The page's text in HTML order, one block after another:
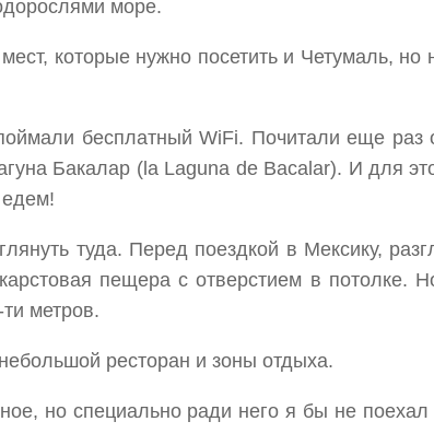
море.
которые нужно посетить и Четумаль, но
бесплатный WiFi. Почитали еще раз
Бакалар (la Laguna de Bacalar). И для
едем!
туда. Перед поездкой в Мексику,
пещера с отверстием в потолке.
метров.
ресторан и зоны отдыха.
но специально ради него я бы не поехал